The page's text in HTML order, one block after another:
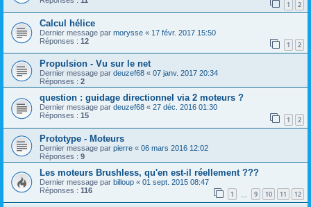
1 2
Calcul hélice
Dernier message par morysse « 17 févr. 2017 15:50
Réponses : 12 1 2
Propulsion - Vu sur le net
Dernier message par deuzef68 « 07 janv. 2017 20:34
Réponses : 2
question : guidage directionnel via 2 moteurs ?
Dernier message par deuzef68 « 27 déc. 2016 01:30
Réponses : 15 1 2
Prototype - Moteurs
Dernier message par pierre « 06 mars 2016 12:02
Réponses : 9
Les moteurs Brushless, qu'en est-il réellement ???
Dernier message par billoup « 01 sept. 2015 08:47
Réponses : 116 1 9 10 11 12